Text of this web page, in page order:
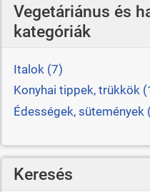
Vegetáriánus és
kategóriák
Italok (7)
Konyhai tippek, trükkök
Édességek, sütemények
Keresés